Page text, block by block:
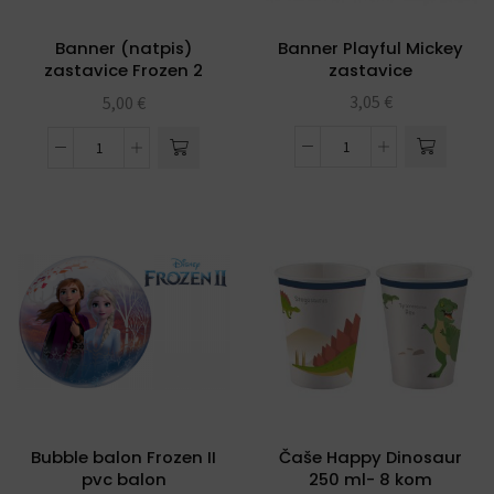
Banner (natpis)
zastavice Frozen 2
5,00 €
Banner Playful Mickey
zastavice
3,05 €
Bubble balon Frozen II
pvc balon
Čaše Happy Dinosaur
250 ml- 8 kom